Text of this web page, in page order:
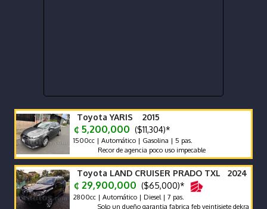
Toyota YARIS 2015
¢ 5,200,000 ($11,304)*
1500cc | Automático | Gasolina | 5 pas.
Recor de agencia poco uso impecable
Toyota LAND CRUISER PRADO TXL 2024
¢ 29,900,000 ($65,000)*
2800cc | Automático | Diesel | 7 pas.
Solo un dueño garantia fabrica feb veintisiete dekra dos mil